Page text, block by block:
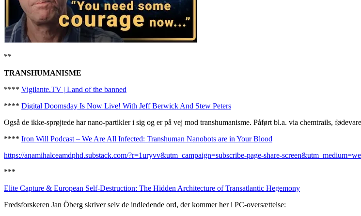
**
TRANSHUMANISME
**** Vigilante.TV | Land of the banned
**** Digital Doomsday Is Now Live! With Jeff Berwick And Stew Peters
Også de ikke-sprøjtede har nano-partikler i sig og er på vej mod transhumanisme. Påført bl.a. via chemtrails,
**** Iron Will Podcast – We Are All Infected: Transhuman Nanobots are in Your Blood
https://anamihalceamdphd.substack.com/?r=1uryvv&utm_campaign=subscribe-page-share-
***
Elite Capture & European Self-Destruction: The Hidden Architecture of Transatlantic Hegemony
Fredsforskeren Jan Öberg skriver selv de indledende ord, der kommer her i PC-oversættelse: